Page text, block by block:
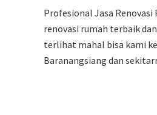
r e
s
t
-
p
Profesional Jasa Renovasi
renovasi rumah terbaik
terlihat mahal bisa kami
Baranangsiang dan